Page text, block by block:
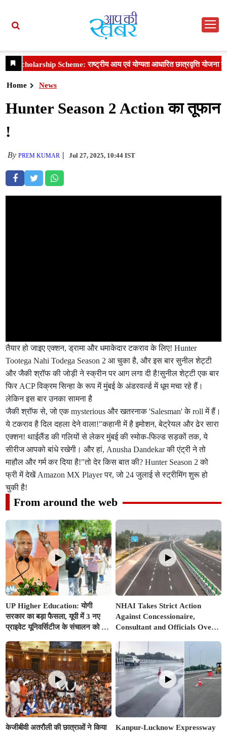
Home News
Hunter Season 2 Action का तूफान
!
ByPREM KUMAR Jul 27, 2025, 10:44 IST
तैयार हो जाइए एक्शन, ड्रामा और धमाकेदार टकराव के लिए! Hunter
Tootega Nahi Todega Season 2 आ चुका है, और इस बार सुनील शेट्टी
और जैकी श्रॉफ की जोड़ी ने स्क्रीन पर आग लगा दी है!सुनील शेट्टी एक बार
फिर ACP विक्रम सिन्हा के रूप में मुंबई के अंडरवर्ल्ड में धूम मचा रहे हैं।
लेकिन इस बार उनका सामना है
जैकी श्रॉफ से, जो एक mysterious और खतरनाक 'Salesman' के roll में हैं।
ये टकराव है दिल दहला देने वाला!"कहानी में है इमोशन, बेट्रेयल और ढेर सारा
एक्शन! थाईलैंड की गलियों से लेकर मुंबई की स्मोक-फिल्ड सड़कों तक, ये
सीरीज आपको बांधे रखेगी। और हां, Anusha Dandekar की एंट्री ने तो
माहौल और गर्म कर दिया है!"तो देर किस बात की? Hunter Season 2 को
फ्री में देखें Amazon MX Player पर, जो 24 जुलाई से स्ट्रीमिंग शुरू हो
चुकी है!
From around the web
UP Higher Education: योगी
सरकार का बड़ा फैसला, यूपी में 3 नए
प्राइवेट यूनिवर्सिटीज के संचालन को हरी
NHAI Takes Strict Action
Against Concessionaire,
Consultant and Officials Over
Issues
केजीबीवी अतरौली की छात्राओं ने किया
Kanpur-Lucknow Expressway